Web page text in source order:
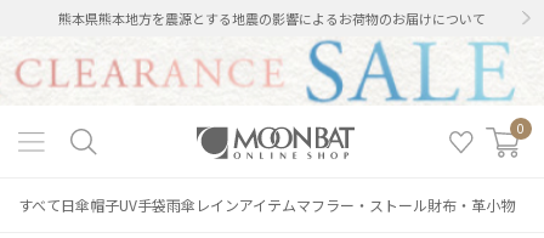
熊本県熊本地方を震源とする地震の影響によるお荷物のお届けについて
0
すべて日傘帽子UV手袋雨傘 レインアイテムマフラー・ストール財布・革小物